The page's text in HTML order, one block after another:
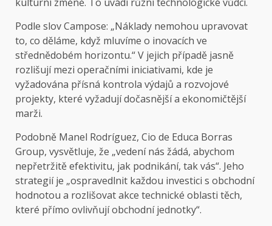
Podle slov Campose: „Náklady nemohou upravovat
to, co děláme, když mluvíme o inovacích ve
střednědobém horizontu.“ V jejich případě jasně
rozlišují mezi operačními iniciativami, kde je
vyžadována přísná kontrola výdajů a rozvojové
projekty, které vyžadují dočasnější a ekonomičtější
marži.
Podobně Manel Rodríguez, Cio de Educa Borras
Group, vysvětluje, že „vedení nás žádá, abychom
nepřetržitě efektivitu, jak podnikání, tak vás“. Jeho
strategií je „ospravedlnit každou investici s obchodní
hodnotou a rozlišovat akce technické oblasti těch,
které přímo ovlivňují obchodní jednotky“.